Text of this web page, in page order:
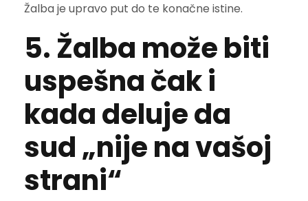
Žalba je upravo put do te konačne istine.
5. Žalba može biti
uspešna čak i
kada deluje da
sud „nije na vašoj
strani“